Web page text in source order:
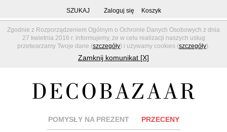
Zgodnie z Rozporządzeniem Ogólnym o Ochronie Danych Osobowych z dnia
27 kwietnia 2016 r. informujemy, że w celu realizacji naszych usług
przetwarzamy Twoje dane (szczegóły) i używamy cookies (szczegóły).
Zamknij komunikat [X]
SZUKAJ Zaloguj się Koszyk
POMYSŁY NA PREZENT PRZECENY